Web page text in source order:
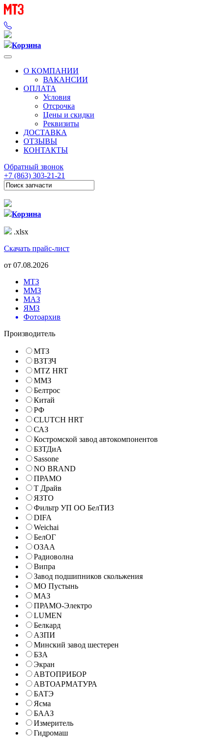
Корзина
О КОМПАНИИ
ВАКАНСИИ
ОПЛАТА
Условия
Отсрочка
Цены и скидки
Реквизиты
ДОСТАВКА
ОТЗЫВЫ
КОНТАКТЫ
Обратный звонок
+7 (863) 303-21-21
Корзина
.xlsx
Скачать прайс-лист
от 07.08.2026
МТЗ
ММЗ
МАЗ
ЯМЗ
Фотоархив
Производитель
МТЗ
ВЗТЗЧ
MTZ HRT
ММЗ
Белтрос
Китай
РФ
CLUTCH HRT
САЗ
Костромской завод автокомпонентов
БЗТДиА
Sassone
NO BRAND
ПРАМО
Т Драйв
ЯЗТО
Фильтр УП ОО БелТИЗ
DIFA
Weichai
БелОГ
ОЗАА
Радиоволна
Випра
Завод подшипников скольжения
МО Пустынь
МАЗ
ПРАМО-Электро
LUMEN
Белкард
АЗПИ
Минский завод шестерен
БЗА
Экран
АВТОПРИБОР
АВТОАРМАТУРА
БАТЭ
Ясма
БААЗ
Измеритель
Гидромаш